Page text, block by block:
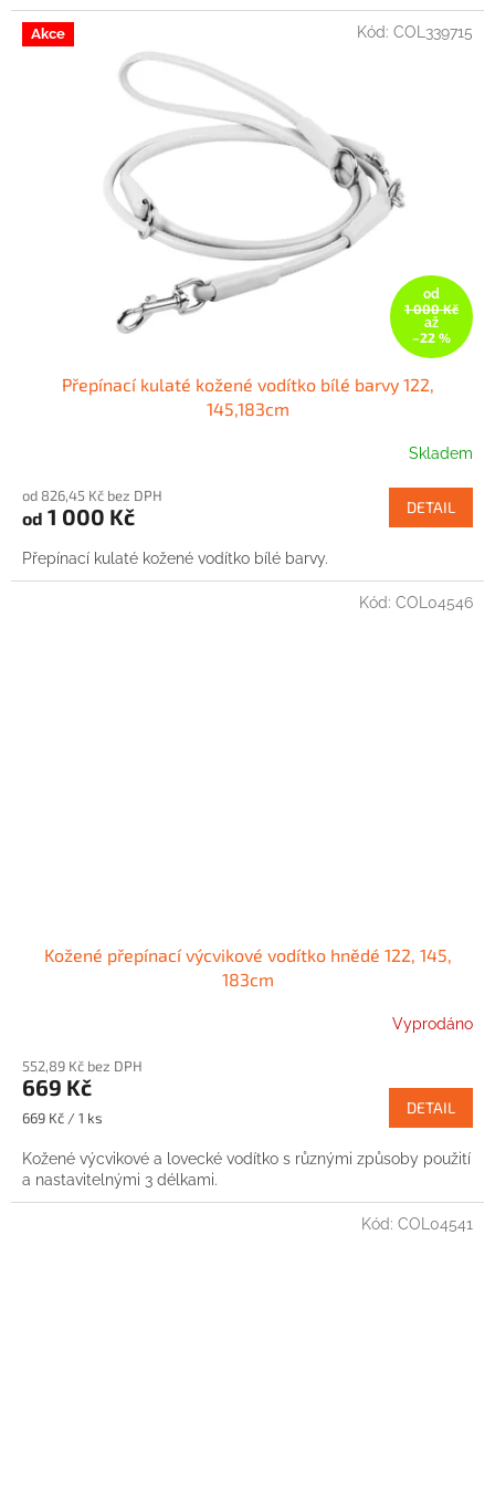
Akce
od
1 000 Kč
až
–22 %
Přepínací kulaté kožené vodítko bílé barvy 122,
145,183cm
Skladem
od 826,45 Kč bez DPH
od 1 000 Kč DETAIL
Přepínací kulaté kožené vodítko bílé barvy.
Kód: COL339715
Kožené přepínací výcvikové vodítko hnědé 122, 145,
183cm
Vyprodáno
552,89 Kč bez DPH
669 Kč
Měrná
669 Kč / 1 ks
DETAIL
Kožené výcvikové a lovecké vodítko s různými způsoby použití
a nastavitelnými 3 délkami.
Kód: COL04546
Kód: COL04541